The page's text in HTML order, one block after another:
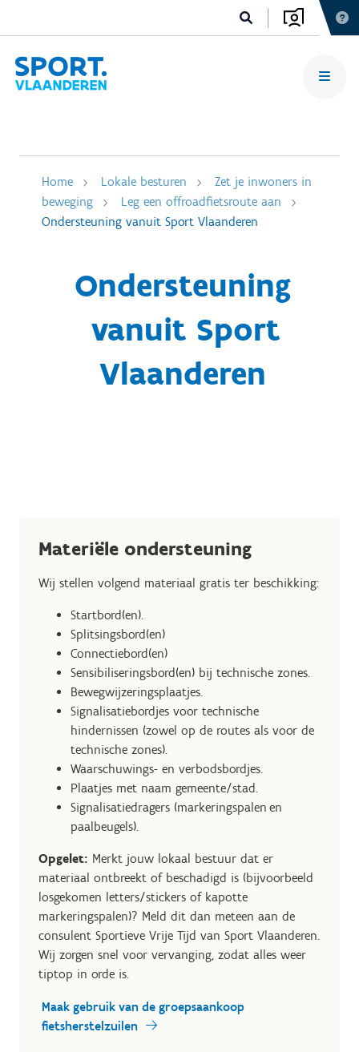
Home Lokale besturen
Zet je inwoners in
beweging
Leg een offroadfietsroute aan
Ondersteuning vanuit Sport Vlaanderen
Ondersteuning
vanuit Sport
Vlaanderen
Materiële ondersteuning
Wij stellen volgend materiaal gratis ter beschikking:
Startbord(en).
Splitsingsbord(en)
Connectiebord(en)
Sensibiliseringsbord(en) bij technische zones.
Bewegwijzeringsplaatjes.
Signalisatiebordjes voor technische
hindernissen (zowel op de routes als voor de
technische zones).
Waarschuwings- en verbodsbordjes.
Plaatjes met naam gemeente/stad.
Signalisatiedragers (markeringspalen en
paalbeugels).
Opgelet: Merkt jouw lokaal bestuur dat er
materiaal ontbreekt of beschadigd is (bijvoorbeeld
losgekomen letters/stickers of kapotte
markeringspalen)? Meld dit dan meteen aan de
consulent Sportieve Vrije Tijd van Sport Vlaanderen.
Wij zorgen snel voor vervanging, zodat alles weer
tiptop in orde is.
Maak gebruik van de groepsaankoop
fietsherstelzuilen